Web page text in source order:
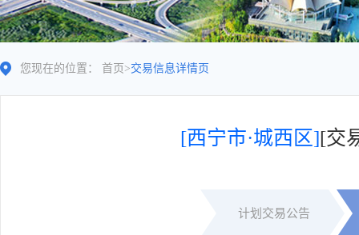
您现在的位置： 首页 >交易信息详情页
[西宁市·城西区][交
计划交易公告